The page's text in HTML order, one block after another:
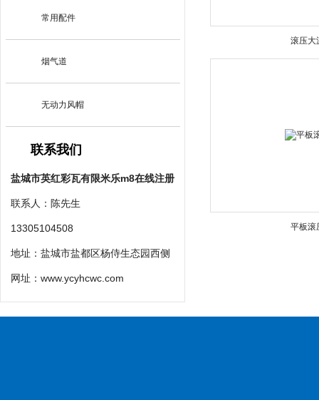
常用配件
烟气道
无动力风帽
联系我们
盐城市英红彩瓦有限米乐m8在线注册
联系人：陈先生
13305104508
地址：盐城市盐都区杨侍生态园西侧
网址： www.ycyhcwc.com
滚压大
平板滚